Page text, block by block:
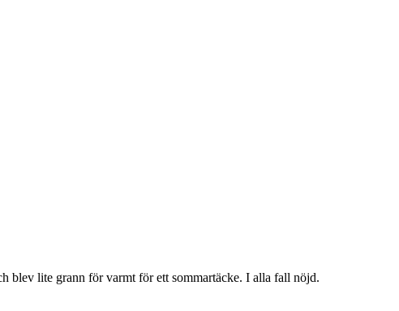
blev lite grann för varmt för ett sommartäcke. I alla fall nöjd.